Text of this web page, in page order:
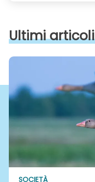
Ultimi articoli
SOCIETÀ